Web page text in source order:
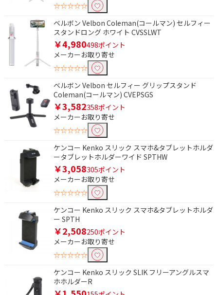
☆☆☆☆☆
ベルボン Velbon Coleman(コールマン) セルフィー
スタンドロング ホワイト CVSSLWT
￥4,980498ポイント
メーカーお取り寄せ
☆☆☆☆☆
ベルボン Velbon セルフィー グリップスタンド
Coleman(コールマン) CVEPSGS
￥3,582358ポイント
メーカーお取り寄せ
☆☆☆☆☆
ケンコー Kenko スリック スマホ&タブレットホルダ
ータブレットホルダーワイド SPTHW
￥3,058305ポイント
メーカーお取り寄せ
☆☆☆☆☆
ケンコー Kenko スリック スマホ&タブレットホルダ
ー SPTH
￥2,508250ポイント
メーカーお取り寄せ
☆☆☆☆☆
ケンコー Kenko スリック SLIK フリーアングルスマ
ホホルダーR